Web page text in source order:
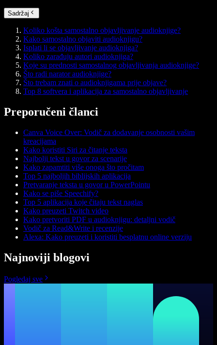
Sadržaj
Koliko košta samostalno objavljivanje audioknjige?
Kako samostalno objaviti audioknjigu?
Isplati li se objavljivanje audioknjiga?
Koliko zarađuju autori audioknjiga?
Koje su prednosti samostalnog objavljivanja audioknjige?
Što radi narator audioknjige?
Što trebam znati o audioknjigama prije objave?
Top 8 softvera i aplikacija za samostalno objavljivanje
Preporučeni članci
Canva Voice Over: Vodič za dodavanje osobnosti vašim
kreacijama
Kako koristiti Siri za čitanje teksta
Najbolji tekst u govor za scenarije
Kako zapamtiti više onoga što pročitam
Top 5 najboljih biblijskih aplikacija
Pretvaranje teksta u govor u PowerPointu
Kako se piše Speechify?
Top 5 aplikacija koje čitaju tekst naglas
Kako preuzeti Twitch video
Kako pretvoriti PDF u audioknjigu: detaljni vodič
Vodič za Read&Write i recenzije
Alexa: Kako preuzeti i koristiti besplatnu online verziju
Najnoviji blogovi
Pogledaj sve